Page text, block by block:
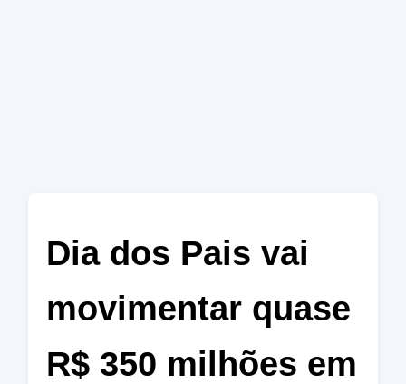
Dia dos Pais vai
movimentar quase
R$ 350 milhões em